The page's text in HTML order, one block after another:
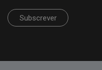
Subscrever